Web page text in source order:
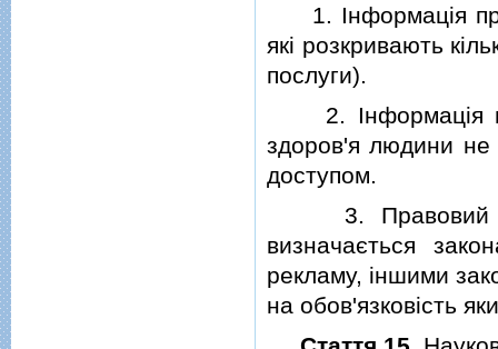
1. Iнформацiя про
якi розкривають
послуги).
2. Iнформацiя
здоров'я людини
доступом.
3. Правовий
визначається
рекламу, iншими
на обов'язковiсть